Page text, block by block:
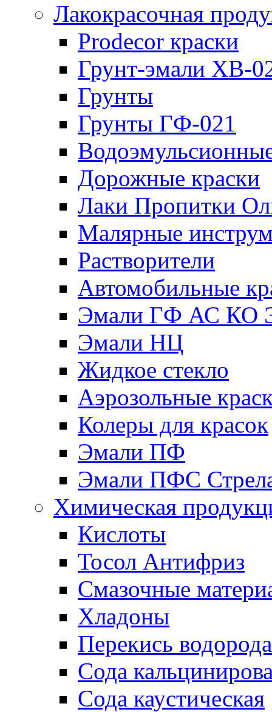
Лакокрасочная
Prodecor краски
Грунт-эмали ХВ-
Грунты
Грунты ГФ-021
Дорожные краски
Лаки Пропитки
Малярные
Растворители
Автомобильные
Эмали ГФ АС КО
Эмали НЦ
Жидкое стекло
Аэрозольные
Колеры для красок
Эмали ПФ
Эмали ПФС
Химическая
Кислоты
Тосол Антифриз
Смазочные
Хладоны
Перекись водорода
Сода
Сода каустическая